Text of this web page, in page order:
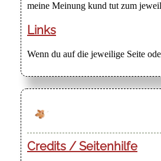
meine Meinung kund tut zum
Links
Wenn du auf die jeweilige Seite
Credits / Seitenhilfe